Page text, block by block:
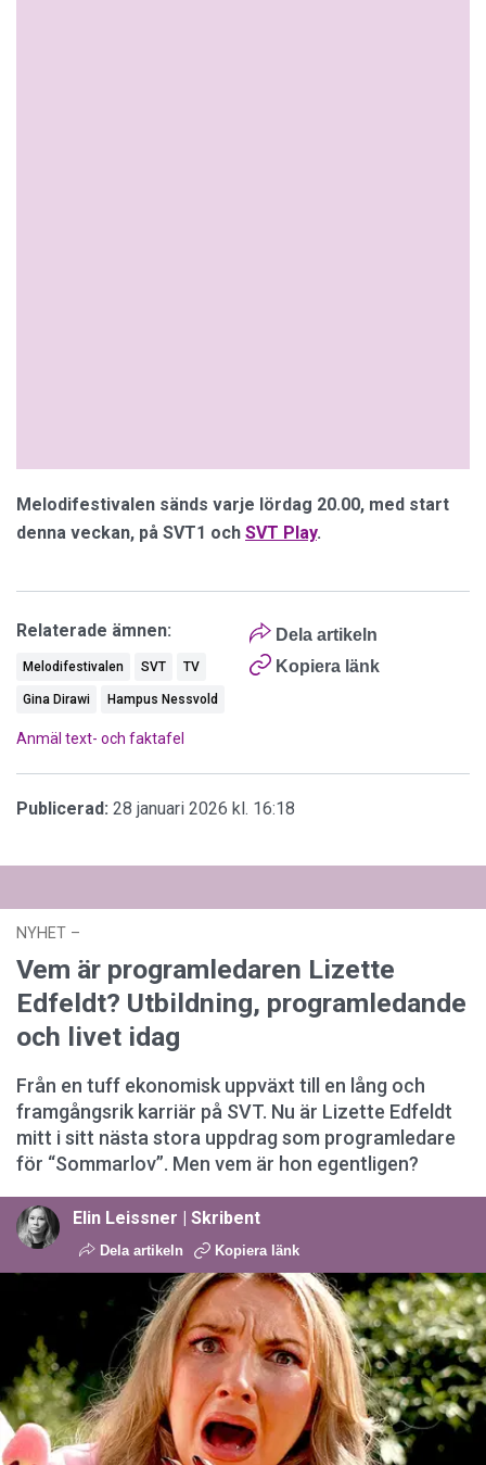
Melodifestivalen sänds varje lördag 20.00, med start
denna veckan, på SVT1 och SVT Play.
Dela artikeln
Kopiera länk
Relaterade ämnen:
Melodifestivalen SVT TV
Gina Dirawi Hampus Nessvold
Anmäl text- och faktafel
Publicerad: 28 januari 2026 kl. 16:18
NYHET –
Vem är programledaren Lizette
Edfeldt? Utbildning, programledande
och livet idag
Från en tuff ekonomisk uppväxt till en lång och
framgångsrik karriär på SVT. Nu är Lizette Edfeldt
mitt i sitt nästa stora uppdrag som programledare
för “Sommarlov”. Men vem är hon egentligen?
Elin Leissner | Skribent
Dela artikeln Kopiera länk